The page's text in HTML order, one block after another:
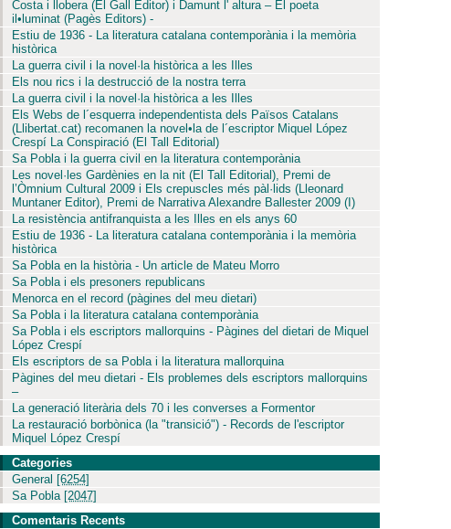
Costa i llobera (El Gall Editor) i Damunt l' altura – El poeta
il•luminat (Pagès Editors) -
Estiu de 1936 - La literatura catalana contemporània i la memòria
històrica
La guerra civil i la novel·la històrica a les Illes
Els nou rics i la destrucció de la nostra terra
La guerra civil i la novel·la històrica a les Illes
Els Webs de l´esquerra independentista dels Països Catalans
(Llibertat.cat) recomanen la novel•la de l´escriptor Miquel López
Crespí La Conspiració (El Tall Editorial)
Sa Pobla i la guerra civil en la literatura contemporània
Les novel·les Gardènies en la nit (El Tall Editorial), Premi de
l’Òmnium Cultural 2009 i Els crepuscles més pàl·lids (Lleonard
Muntaner Editor), Premi de Narrativa Alexandre Ballester 2009 (I)
La resistència antifranquista a les Illes en els anys 60
Estiu de 1936 - La literatura catalana contemporània i la memòria
històrica
Sa Pobla en la història - Un article de Mateu Morro
Sa Pobla i els presoners republicans
Menorca en el record (pàgines del meu dietari)
Sa Pobla i la literatura catalana contemporània
Sa Pobla i els escriptors mallorquins - Pàgines del dietari de Miquel
López Crespí
Els escriptors de sa Pobla i la literatura mallorquina
Pàgines del meu dietari - Els problemes dels escriptors mallorquins
–
La generació literària dels 70 i les converses a Formentor
La restauració borbònica (la "transició") - Records de l'escriptor
Miquel López Crespí
Categories
General [6254]
Sa Pobla [2047]
Comentaris Recents